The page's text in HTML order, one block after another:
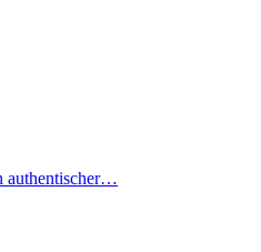
authentischer…